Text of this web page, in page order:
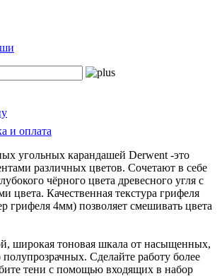
и оплата
угольных карандашей Derwent -это
различных цветов. Сочетают в себе
чёрного цвета древесного угля с
цвета. Качественная текстура грифеля
грифеля 4мм) позволяет смешивать цвета
широкая тоновая шкала от насыщенных,
Сделайте работу более
тени с помощью входящих в набор